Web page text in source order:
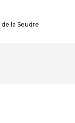
la Seudre